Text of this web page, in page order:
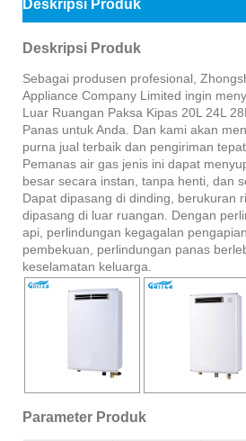
Deskripsi Produk
Deskripsi Produk
Sebagai produsen profesional,
Appliance Company Limited ingin
Luar Ruangan Paksa Kipas 20L 24L
Panas untuk Anda. Dan kami akan
purna jual terbaik dan pengiriman
Pemanas air gas jenis ini dapat
besar secara instan, tanpa henti, dan
Dapat dipasang di dinding, berukuran
dipasang di luar ruangan. Dengan
api, perlindungan kegagalan
pembekuan, perlindungan panas
keselamatan keluarga.
Parameter Produk